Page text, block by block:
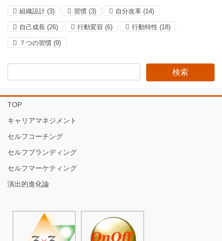
組織設計 (3) 習慣 (3) 自分改革 (14)
自己成長 (26) 行動変容 (6) 行動特性 (18)
７つの習慣 (9)
TOP
キャリアマネジメント
セルフコーチング
セルフブランディング
セルフマーケティング
演出的進化論